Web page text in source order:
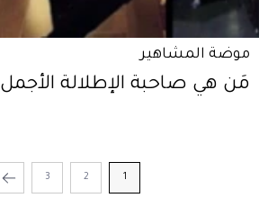
موضة المشاهير
مَن هي صاحبة الإطلالة
1
2
3